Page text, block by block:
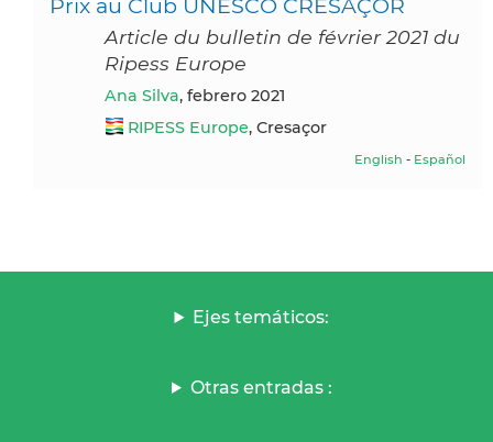
Prix au Club UNESCO CRESAÇOR
Article du bulletin de février 2021 du
Ripess Europe
Ana Silva, febrero 2021
RIPESS Europe, Cresaçor
English - Español
Ejes temáticos:
Otras entradas :